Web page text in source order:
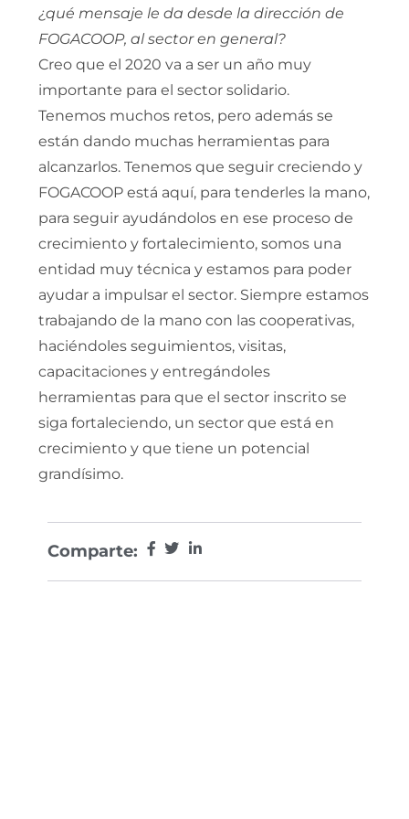
¿qué mensaje le da desde la dirección de
FOGACOOP, al sector en general?
Creo que el 2020 va a ser un año muy
importante para el sector solidario.
Tenemos muchos retos, pero además se
están dando muchas herramientas para
alcanzarlos. Tenemos que seguir creciendo y
FOGACOOP está aquí, para tenderles la mano,
para seguir ayudándolos en ese proceso de
crecimiento y fortalecimiento, somos una
entidad muy técnica y estamos para poder
ayudar a impulsar el sector. Siempre estamos
trabajando de la mano con las cooperativas,
haciéndoles seguimientos, visitas,
capacitaciones y entregándoles
herramientas para que el sector inscrito se
siga fortaleciendo, un sector que está en
crecimiento y que tiene un potencial
grandísimo.
Comparte: